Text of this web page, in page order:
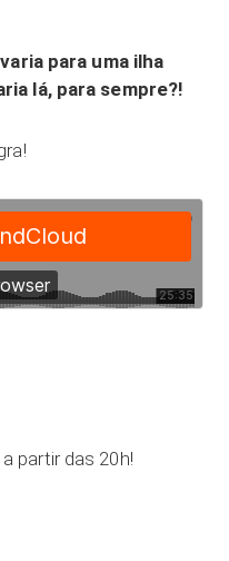
para uma ilha
lá, para sempre?!
a partir das 20h!